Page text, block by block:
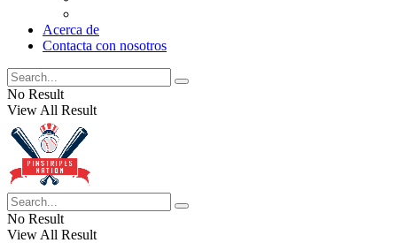
Acerca de
Contacta con nosotros
No Result
View All Result
No Result
View All Result